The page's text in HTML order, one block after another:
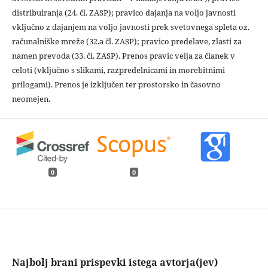
distribuiranja (24. čl. ZASP); pravico dajanja na voljo javnosti
vključno z dajanjem na voljo javnosti prek svetovnega spleta oz.
računalniške mreže (32.a čl. ZASP); pravico predelave, zlasti za
namen prevoda (33. čl. ZASP). Prenos pravic velja za članek v
celoti (vključno s slikami, razpredelnicami in morebitnimi
prilogami). Prenos je izključen ter prostorsko in časovno
neomejen.
0 0
Najbolj brani prispevki istega avtorja(jev)